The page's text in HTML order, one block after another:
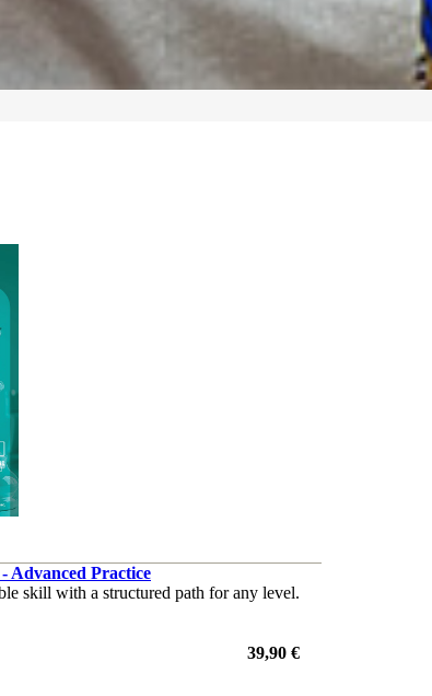
Advanced Practice
skill with a structured path for any level.
39,90 €